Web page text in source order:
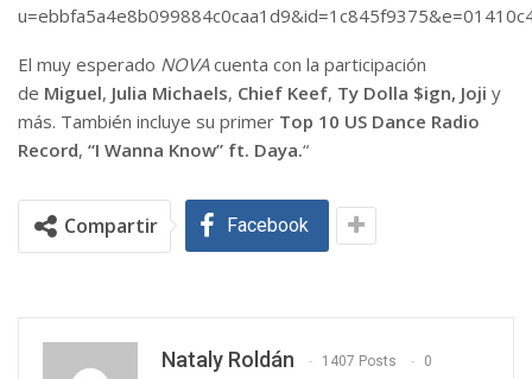
El muy esperado NOVAcuenta con la participación
de Miguel, Julia Michaels, Chief Keef, Ty Dolla $ign, Joji y
más. También incluye su primer Top 10 US Dance Radio
Record, “I Wanna Know” ft. Daya.“
Compartir Facebook
Nataly Roldán 1407 Posts 0